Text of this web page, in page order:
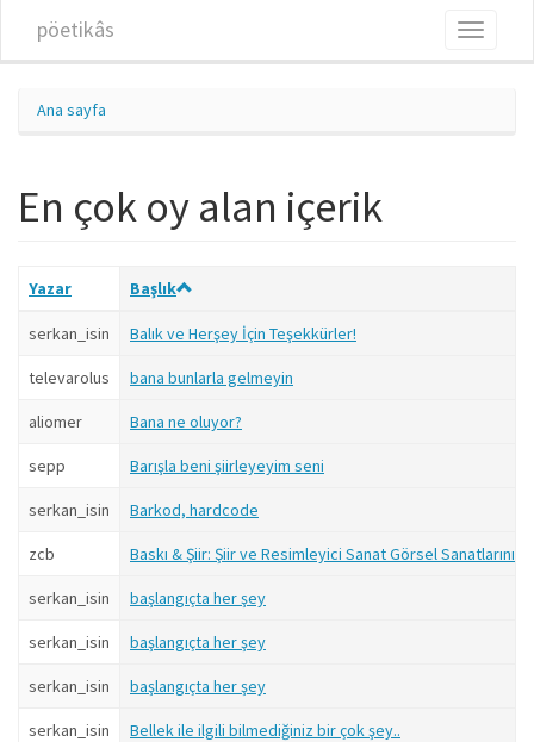
pöetikâs
Toggle
Ana sayfa
En çok oy alan içerik
Yazar Başlık
serkan_isin Balık ve Herşey İçin Teşekkürler!
televarolus bana bunlarla gelmeyin
aliomer Bana ne oluyor?
sepp Barışla beni şiirleyeyim seni
serkan_isin Barkod, hardcode
zcb Baskı & Şiir: Şiir ve Resimleyici Sanat Görsel Sanatlarını
serkan_isin başlangıçta her şey
serkan_isin başlangıçta her şey
serkan_isin başlangıçta her şey
serkan_isin Bellek ile ilgili bilmediğiniz bir çok şey..